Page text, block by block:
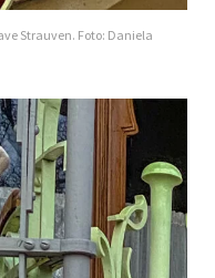
Strauven. Foto: Daniela